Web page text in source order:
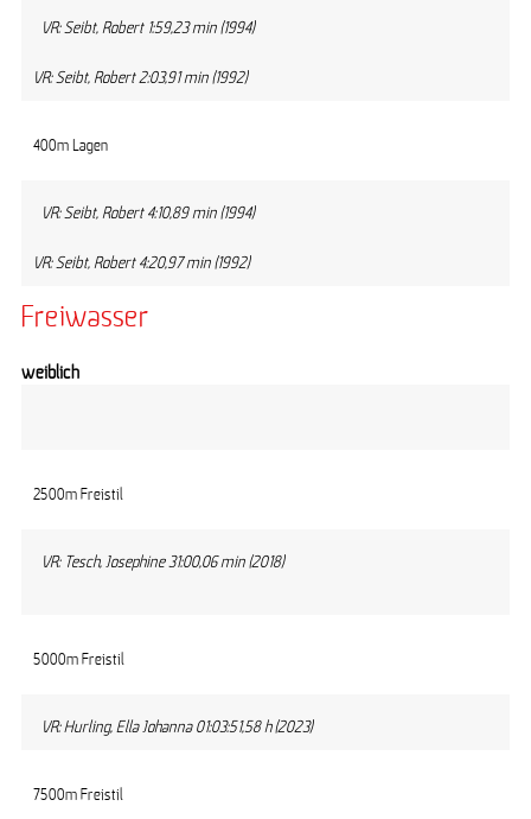
VR: Seibt, Robert 1:59,23 min (1994)
VR: Seibt, Robert 2:03,91 min (1992)
400m Lagen
VR: Seibt, Robert 4:10,89 min (1994)
VR: Seibt, Robert 4:20,97 min (1992)
Freiwasser
weiblich
2500m Freistil
VR: Tesch, Josephine 31:00,06 min (2018)
5000m Freistil
VR: Hurling, Ella Johanna 01:03:51,58 h (2023)
7500m Freistil